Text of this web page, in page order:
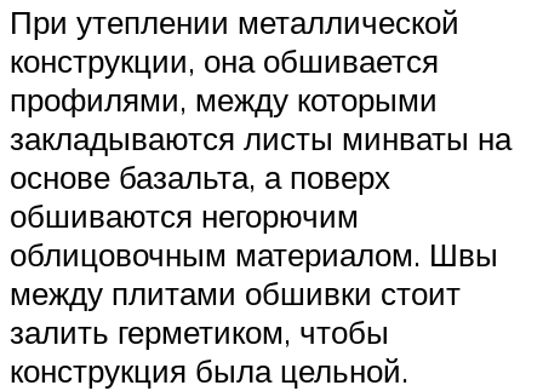
При утеплении металлической
конструкции, она обшивается
профилями, между которыми
закладываются листы минваты на
основе базальта, а поверх
обшиваются негорючим
облицовочным материалом. Швы
между плитами обшивки стоит
залить герметиком, чтобы
конструкция была цельной.